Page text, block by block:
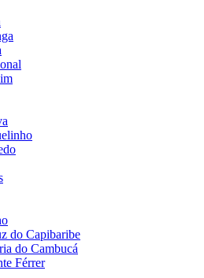
do Capibaribe
do Cambucá
Férrer